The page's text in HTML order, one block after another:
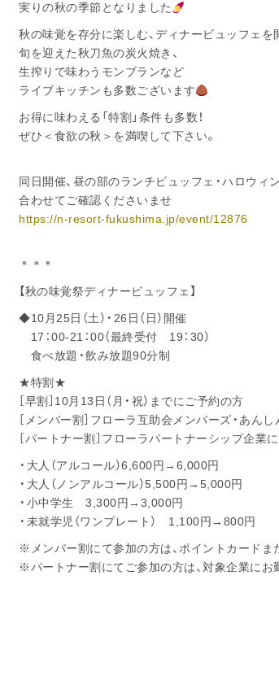
実りの秋の季節となりました
秋の味覚を存分に楽しむ、ディナービュッフェを
旬を迎えた秋刀魚の炭火焼き、
生搾りで味わうモンブランなど
ライブキッチンも多数ございます
お得に味わえる「特割」条件も多数！
ぜひ＜食欲の秋＞を満喫して下さい。
同日開催、昼の部のランチビュッフェ・ハロウィ
合わせてご確認くださいませ
https://n-resort-fukushima.jp/event/12876
＊＊＊
【秋の味覚祭ディナービュッフェ】
◆10月25日（土）・26日（日）開催
17：00-21：00（最終受付 19：30）
食べ放題・飲み放題90分制
★特割★
［早割］10月13日（月・祝）までにご予約の方
［メンバー割］フローラ互助会メンバーズ・あん
［パートナー割］フローラパートナーシップ企業
・大人（アルコール）6,600円→6,000円
・大人（ノンアルコール）5,500円→5,000円
・小中学生 3,300円→3,000円
・未就学児（ワンプレート） 1,100円→800円
※メンバー割にて参加の方は、ポイントカード
※パートナー割にてご参加の方は、対象企業にお